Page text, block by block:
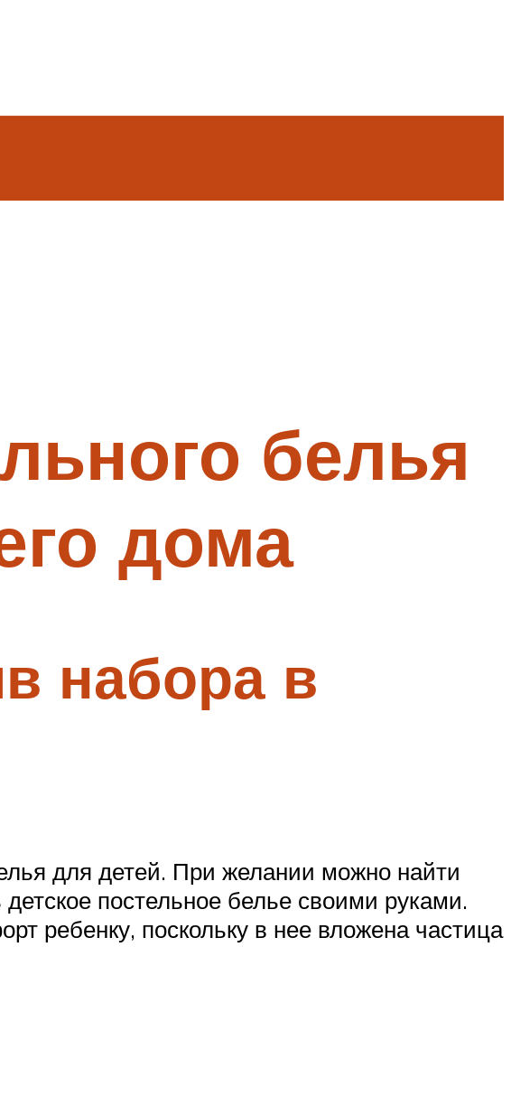
белья
дома
набора в
для детей. При желании можно найти
постельное белье своими руками.
ребенку, поскольку в нее вложена частица